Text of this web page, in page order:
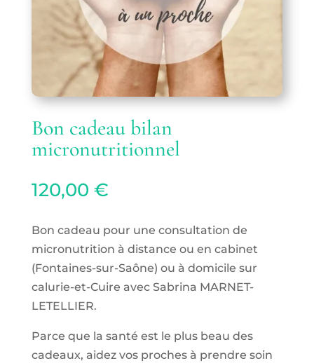
Bon cadeau bilan
micronutritionnel
120,00 €
Bon cadeau pour une consultation de
micronutrition à distance ou en cabinet
(Fontaines-sur-Saône) ou à domicile sur
calurie-et-Cuire avec Sabrina MARNET-
LETELLIER.
Parce que la santé est le plus beau des
cadeaux, aidez vos proches à prendre soin